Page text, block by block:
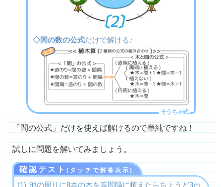
◇間の数の公式だけで解ける♪
「間の公式」だけを使えば解けるので単純ですね！
試しに問題を解いてみましょう。
確認テスト(タッチで解答表示)
池の周りに8本の木を等間隔に植えたらちょうど3ｍ